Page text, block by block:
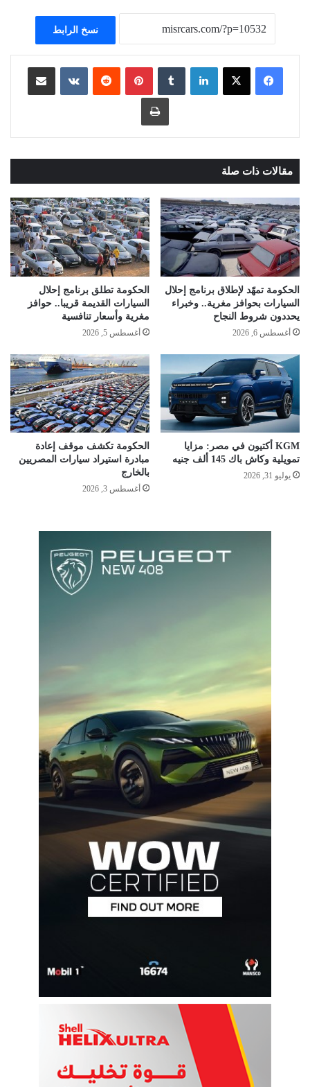
نسخ الرابط
لينكدإن ‏Tumblr بينتيريست
‏Reddit
‏VKontakte مشاركة عبر البريد
طباعة
مقالات ذات صلة
الحكومة تمهّد لإطلاق برنامج إحلال
السيارات بحوافز مغرية.. وخبراء
يحددون شروط النجاح
أغسطس 6, 2026
الحكومة تطلق برنامج إحلال
السيارات القديمة قريبا.. حوافز
مغرية وأسعار تنافسية
أغسطس 5, 2026
KGM أكتيون في مصر: مزايا
تمويلية وكاش باك 145 ألف جنيه
يوليو 31, 2026
الحكومة تكشف موقف إعادة
مبادرة استيراد سيارات المصريين
بالخارج
أغسطس 3, 2026